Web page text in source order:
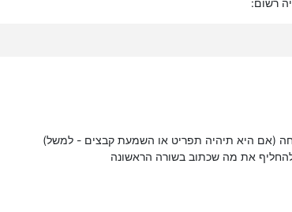
רשום:
(אם היא תיהיה תפריט או השמעת קבצים - למשל)
את מה שכתוב בשורה הראשונה